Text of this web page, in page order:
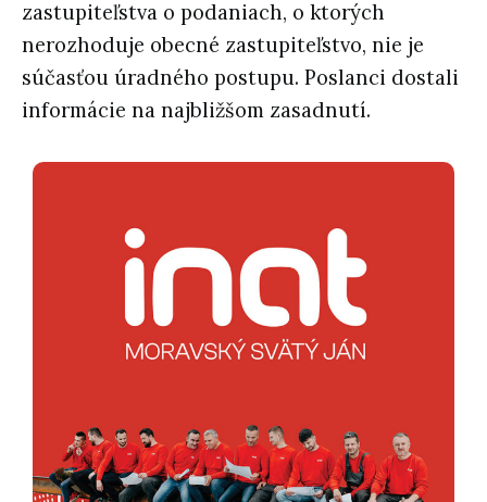
zastupiteľstva o podaniach, o ktorých
nerozhoduje obecné zastupiteľstvo, nie je
súčasťou úradného postupu. Poslanci dostali
informácie na najbližšom zasadnutí.